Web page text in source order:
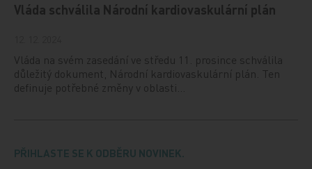
Vláda schválila Národní kardiovaskulární plán
Vláda na svém zasedání ve středu 11. prosince schválila
důležitý dokument, Národní kardiovaskulární plán. Ten
definuje potřebné změny v oblasti…
PŘIHLASTE SE K ODBĚRU NOVINEK.